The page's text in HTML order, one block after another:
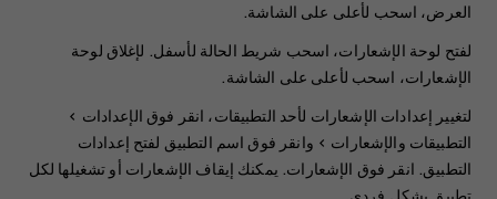
العرض، اسحب لأعلى على الشاشة.
لفتح لوحة الإشعارات، اسحب شريط الحالة لأسفل. لإغلاق لوحة
الإشعارات، اسحب لأعلى على الشاشة.
لتغيير إعدادات الإشعارات لأحد التطبيقات، انقر فوق الإعدادات >
التطبيقات والإشعارات > وانقر فوق اسم التطبيق لفتح إعدادات
التطبيق. انقر فوق الإشعارات. يمكنك إيقاف الإشعارات أو تشغيلها لكل